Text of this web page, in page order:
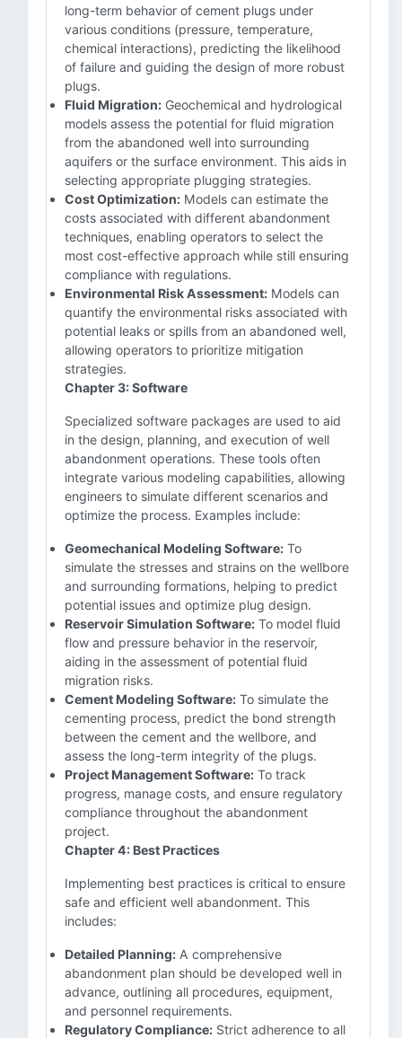
long-term behavior of cement plugs under
various conditions (pressure, temperature,
chemical interactions), predicting the likelihood
of failure and guiding the design of more robust
plugs.
Fluid Migration: Geochemical and hydrological
models assess the potential for fluid migration
from the abandoned well into surrounding
aquifers or the surface environment. This aids in
selecting appropriate plugging strategies.
Cost Optimization: Models can estimate the
costs associated with different abandonment
techniques, enabling operators to select the
most cost-effective approach while still ensuring
compliance with regulations.
Environmental Risk Assessment: Models can
quantify the environmental risks associated with
potential leaks or spills from an abandoned well,
allowing operators to prioritize mitigation
strategies.
Chapter 3: Software
Specialized software packages are used to aid
in the design, planning, and execution of well
abandonment operations. These tools often
integrate various modeling capabilities, allowing
engineers to simulate different scenarios and
optimize the process. Examples include:
Geomechanical Modeling Software: To
simulate the stresses and strains on the wellbore
and surrounding formations, helping to predict
potential issues and optimize plug design.
Reservoir Simulation Software: To model fluid
flow and pressure behavior in the reservoir,
aiding in the assessment of potential fluid
migration risks.
Cement Modeling Software: To simulate the
cementing process, predict the bond strength
between the cement and the wellbore, and
assess the long-term integrity of the plugs.
Project Management Software: To track
progress, manage costs, and ensure regulatory
compliance throughout the abandonment
project.
Chapter 4: Best Practices
Implementing best practices is critical to ensure
safe and efficient well abandonment. This
includes:
Detailed Planning: A comprehensive
abandonment plan should be developed well in
advance, outlining all procedures, equipment,
and personnel requirements.
Regulatory Compliance: Strict adherence to all